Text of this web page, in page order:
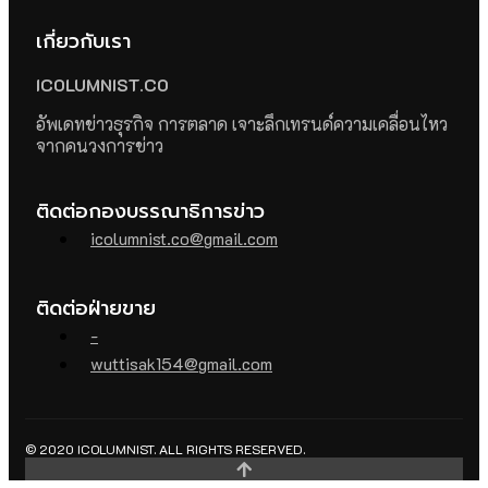
เกี่ยวกับเรา
ICOLUMNIST.CO
อัพเดทข่าวธุรกิจ การตลาด เจาะลึกเทรนด์ความเคลื่อนไหว
จากคนวงการข่าว
ติดต่อกองบรรณาธิการข่าว
icolumnist.co@gmail.com
ติดต่อฝ่ายขาย
-
wuttisak154@gmail.com
© 2020 ICOLUMNIST. ALL RIGHTS RESERVED.